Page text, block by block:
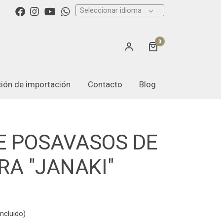
Seleccionar idioma
0
de importación Contacto
Blog
POSAVASOS DE
"JANAKI"